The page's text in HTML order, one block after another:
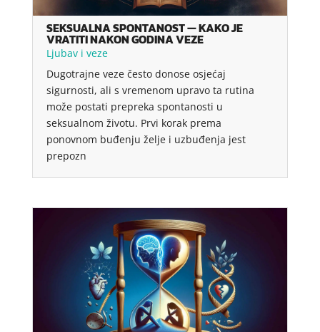
SEKSUALNA SPONTANOST — KAKO JE
VRATITI NAKON GODINA VEZE
Ljubav i veze
Dugotrajne veze često donose osjećaj
sigurnosti, ali s vremenom upravo ta rutina
može postati prepreka spontanosti u
seksualnom životu. Prvi korak prema
ponovnom buđenju želje i uzbuđenja jest
prepozn